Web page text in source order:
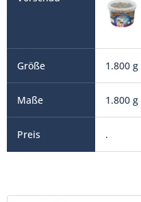
1.800 g
1.800 g
.